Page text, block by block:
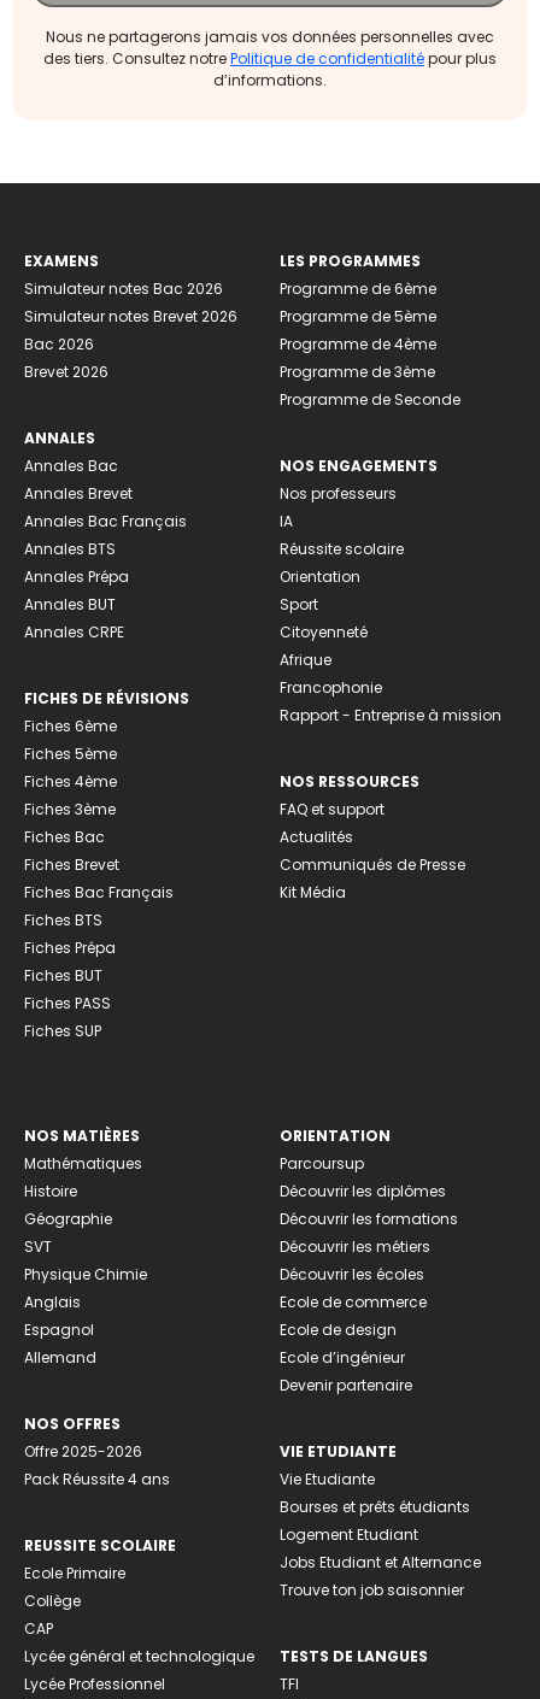
Nous ne partagerons jamais vos données personnelles avec
des tiers. Consultez notrePolitique de confidentialitépour plus
d’informations.
EXAMENS
Simulateur notes Bac 2026
Simulateur notes Brevet 2026
Bac 2026
Brevet 2026
ANNALES
Annales Bac
Annales Brevet
Annales Bac Français
Annales BTS
Annales Prépa
Annales BUT
Annales CRPE
FICHES DE RÉVISIONS
Fiches 6ème
Fiches 5ème
Fiches 4ème
Fiches 3ème
Fiches Bac
Fiches Brevet
Fiches Bac Français
Fiches BTS
Fiches Prépa
Fiches BUT
Fiches PASS
Fiches SUP
LES PROGRAMMES
Programme de 6ème
Programme de 5ème
Programme de 4ème
Programme de 3ème
Programme de Seconde
NOS ENGAGEMENTS
Nos professeurs
IA
Réussite scolaire
Orientation
Sport
Citoyenneté
Afrique
Francophonie
Rapport - Entreprise à mission
NOS RESSOURCES
FAQ et support
Actualités
Communiqués de Presse
Kit Média
NOS MATIÈRES
Mathématiques
Histoire
Géographie
SVT
Physique Chimie
Anglais
Espagnol
Allemand
NOS OFFRES
Offre 2025-2026
Pack Réussite 4 ans
REUSSITE SCOLAIRE
Ecole Primaire
Collège
CAP
Lycée général et technologique
Lycée Professionnel
ORIENTATION
Parcoursup
Découvrir les diplômes
Découvrir les formations
Découvrir les métiers
Découvrir les écoles
Ecole de commerce
Ecole de design
Ecole d’ingénieur
Devenir partenaire
VIE ETUDIANTE
Vie Etudiante
Bourses et prêts étudiants
Logement Etudiant
Jobs Etudiant et Alternance
Trouve ton job saisonnier
TESTS DE LANGUES
TFI